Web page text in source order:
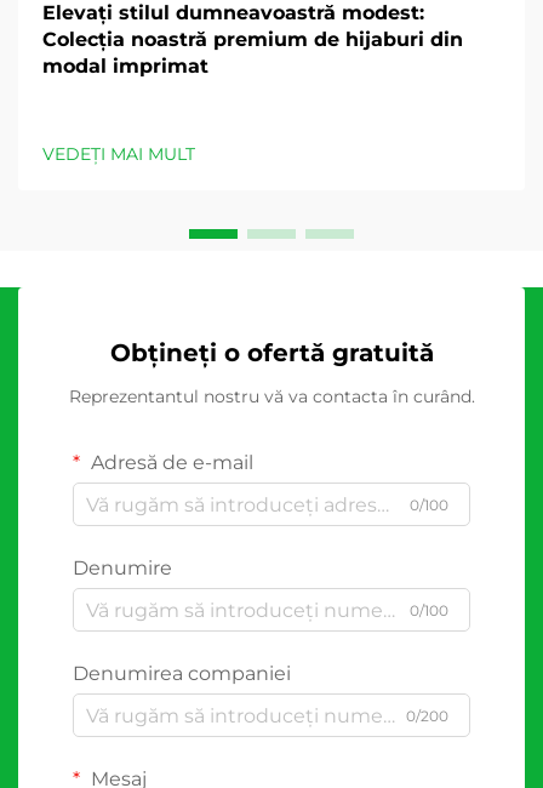
Elevați stilul dumneavoastră modest:
Colecția noastră premium de hijaburi din
modal imprimat
VEDEȚI MAI MULT
Obțineți o ofertă gratuită
Reprezentantul nostru vă va contacta în curând.
Adresă de e-mail
0/100
Denumire
0/100
Denumirea companiei
0/200
Mesaj